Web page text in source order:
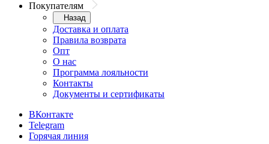
Покупателям
Назад
Доставка и оплата
Правила возврата
Опт
О нас
Программа лояльности
Контакты
Документы и сертификаты
ВКонтакте
Telegram
Горячая линия